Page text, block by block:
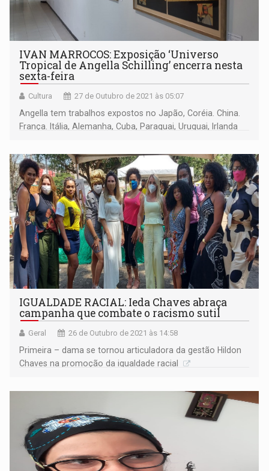
IVAN MARROCOS: Exposição ‘Universo
Tropical de Angella Schilling’ encerra nesta
sexta-feira
Cultura 27 de Outubro de 2021 às 05:07
Angella tem trabalhos expostos no Japão, Coréia. China.
França. Itália, Alemanha, Cuba, Paraguai, Uruguai, Irlanda
.
IGUALDADE RACIAL: Ieda Chaves abraça
campanha que combate o racismo sutil
Geral 26 de Outubro de 2021 às 14:58
Primeira – dama se tornou articuladora da gestão Hildon
Chaves na promoção da igualdade racial